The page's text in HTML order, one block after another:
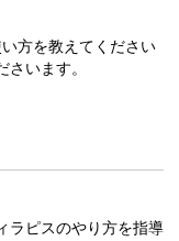
方を教えてください
います。
ラピスのやり方を指導